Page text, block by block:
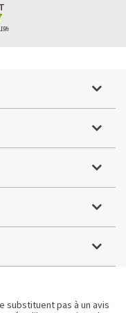
substituent pas à un avis